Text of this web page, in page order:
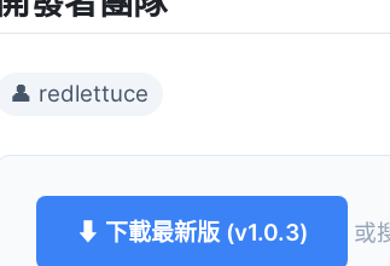
👤 redlettuce
⬇ 下載最新版 (v1.0.3) 或